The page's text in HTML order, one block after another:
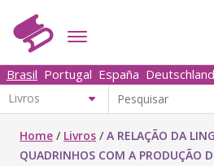
Brasil Portugal España Deutschland
Home / Livros /A RELAÇÃO DA
QUADRINHOS COM A PRODUÇÃO